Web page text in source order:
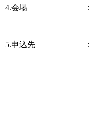
4.会場
：
5.申込先 ：